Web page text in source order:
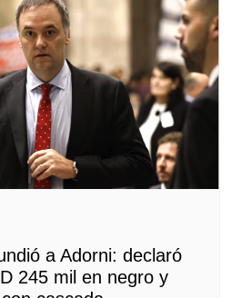
a Adorni: declaró
245 mil en negro y